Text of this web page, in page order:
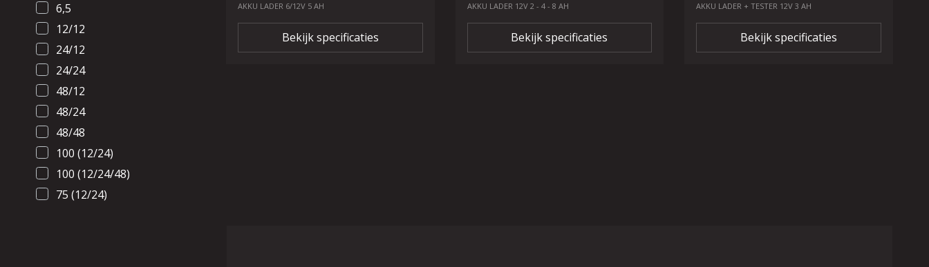
6,5
12/12
24/12
24/24
48/12
48/24
48/48
100 (12/24)
100 (12/24/48)
75 (12/24)
AKKU LADER 6/12V 5 AH
Bekijk specificaties
AKKU LADER 12V 2 - 4 - 8 AH
Bekijk specificaties
AKKU LADER + TESTER 12V 3 AH
Bekijk specificaties